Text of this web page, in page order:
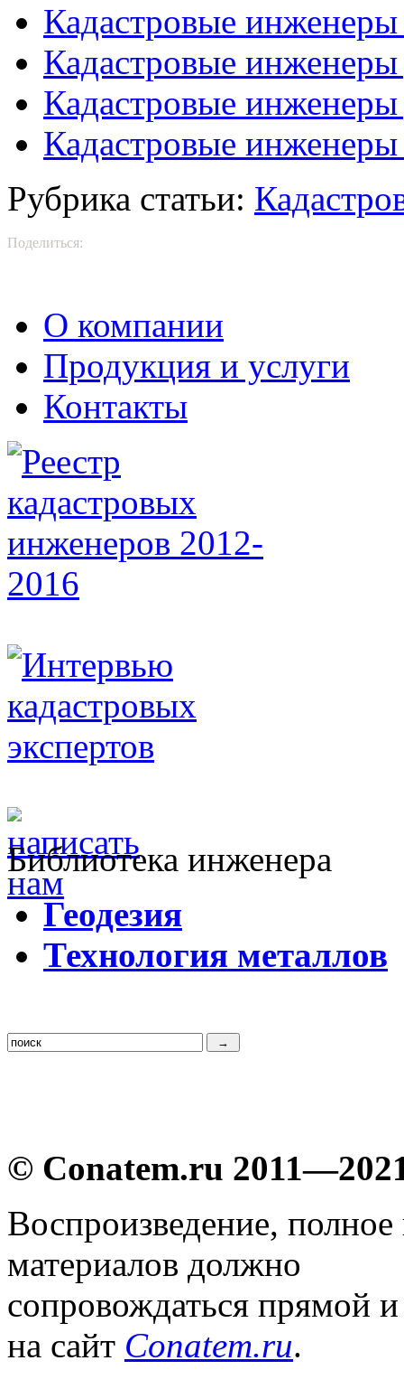
Кадастровые
Кадастровые
Кадастровые
Кадастровые
Рубрика статьи:
Поделиться:
О компании
Продукция и услуги
Контакты
Библиотека инженера
Геодезия
Технология металлов
© Conatem.ru
Воспроизведение,
материалов должно
сопровождаться прямой
на сайт Conatem.ru.